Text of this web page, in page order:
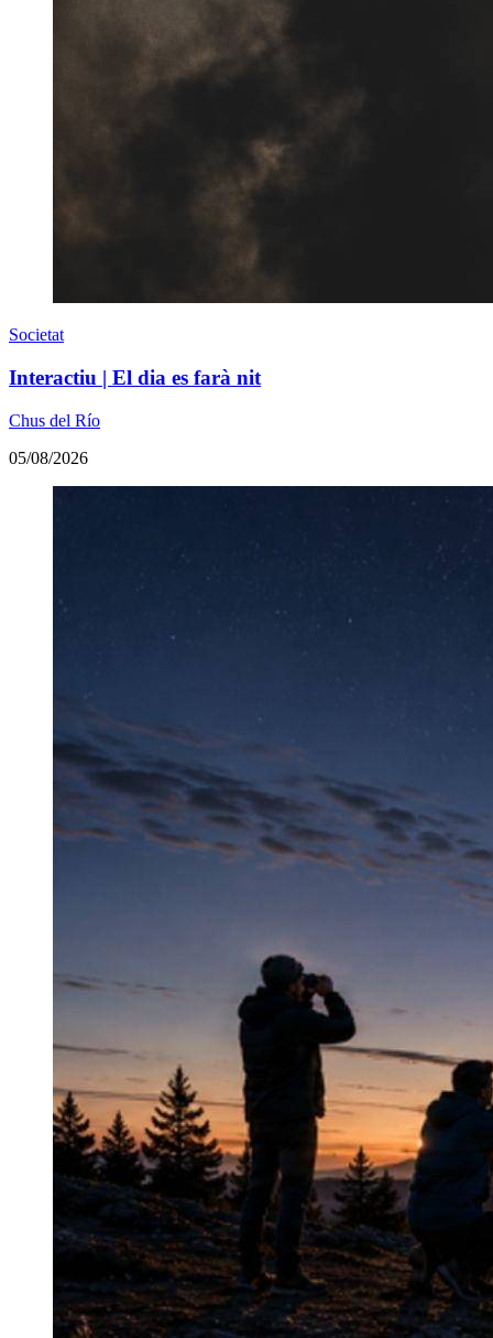
Societat
Interactiu | El dia es farà nit
Chus del Río
05/08/2026